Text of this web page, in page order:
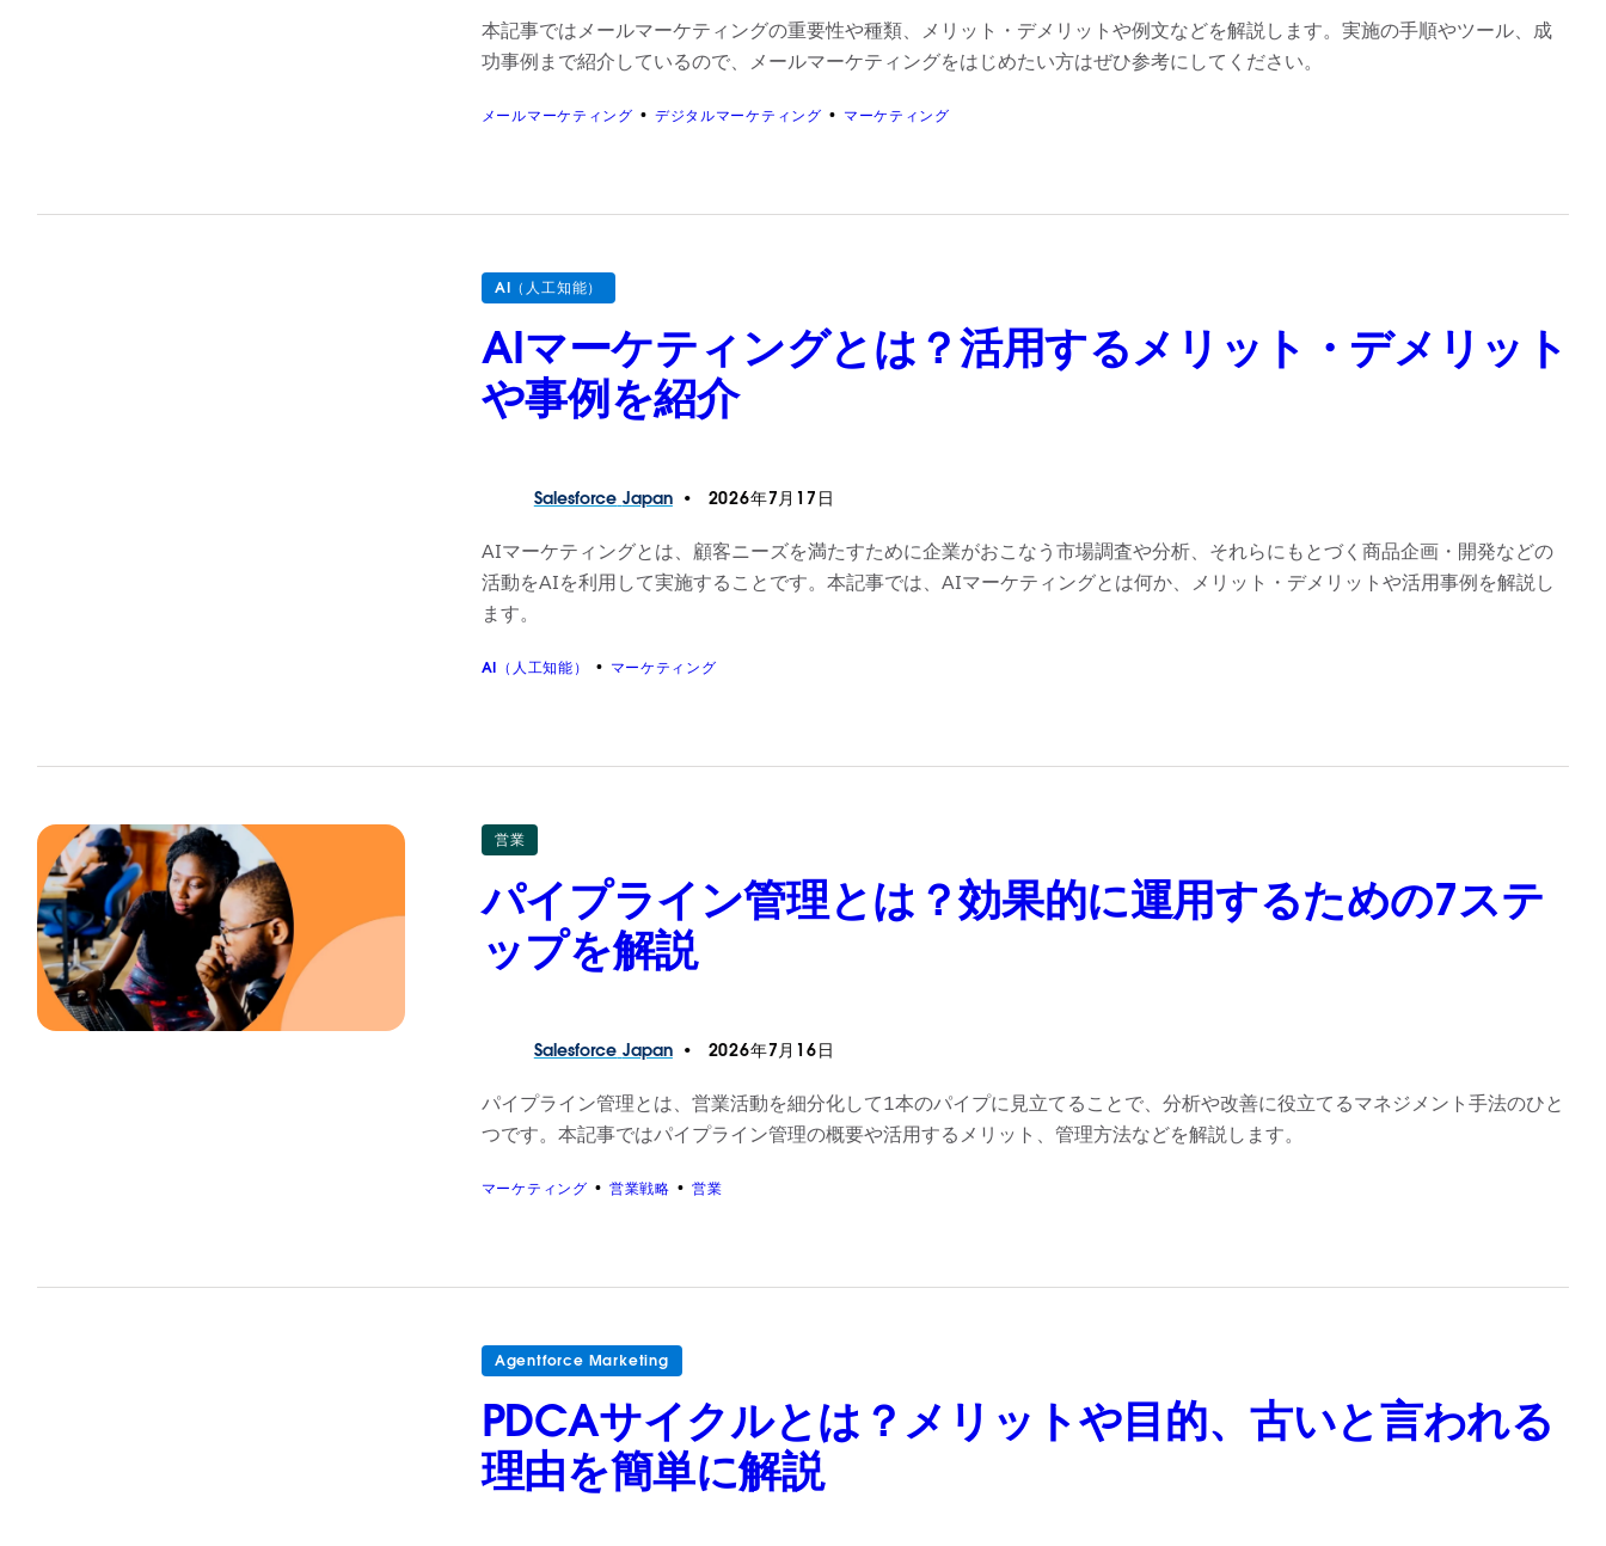
本記事ではメールマーケティングの重要性や種類、メリット・デメリットや例文などを解説します。実施の手順やツール、成
功事例まで紹介しているので、メールマーケティングをはじめたい方はぜひ参考にしてください。
メールマーケティング デジタルマーケティング マーケティング
AI（人工知能）
AIマーケティングとは？活用するメリット・デメリット
や事例を紹介
Salesforce Japan 2026年7月17日
AIマーケティングとは、顧客ニーズを満たすために企業がおこなう市場調査や分析、それらにもとづく商品企画・開発などの
活動をAIを利用して実施することです。本記事では、AIマーケティングとは何か、メリット・デメリットや活用事例を解説し
ます。
AI（人工知能） マーケティング
営業
パイプライン管理とは？効果的に運用するための7ステ
ップを解説
Salesforce Japan 2026年7月16日
パイプライン管理とは、営業活動を細分化して1本のパイプに見立てることで、分析や改善に役立てるマネジメント手法のひと
つです。本記事ではパイプライン管理の概要や活用するメリット、管理方法などを解説します。
マーケティング 営業戦略 営業
Agentforce Marketing
PDCAサイクルとは？メリットや目的、古いと言われる
理由を簡単に解説